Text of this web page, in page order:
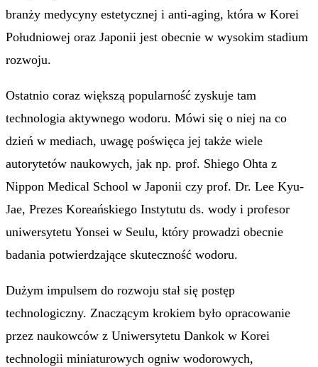
branży medycyny estetycznej i anti-aging, która w Korei
Południowej oraz Japonii jest obecnie w wysokim stadium
rozwoju.
Ostatnio coraz większą popularność zyskuje tam
technologia aktywnego wodoru. Mówi się o niej na co
dzień w mediach, uwagę poświęca jej także wiele
autorytetów naukowych, jak np. prof. Shiego Ohta z
Nippon Medical School w Japonii czy prof. Dr. Lee Kyu-
Jae, Prezes Koreańskiego Instytutu ds. wody i profesor
uniwersytetu Yonsei w Seulu, który prowadzi obecnie
badania potwierdzające skuteczność wodoru.
Dużym impulsem do rozwoju stał się postęp
technologiczny. Znaczącym krokiem było opracowanie
przez naukowców z Uniwersytetu Dankok w Korei
technologii miniaturowych ogniw wodorowych,